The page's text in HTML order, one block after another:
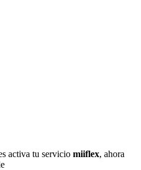
activa tu servicio miiflex, ahora